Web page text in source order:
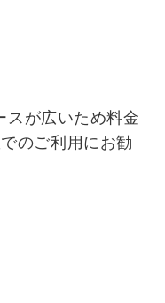
スが広いため料金
のご利用にお勧